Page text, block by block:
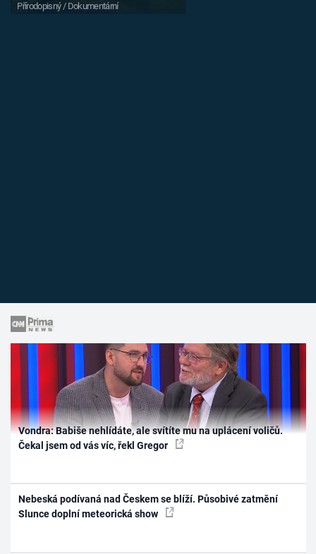
Přírodopisný / Dokumentární
Vondra: Babiše nehlídáte, ale svítíte mu na uplácení voličů.
Čekal jsem od vás víc, řekl Gregor
Nebeská podívaná nad Českem se blíží. Působivé zatmění
Slunce doplní meteorická show